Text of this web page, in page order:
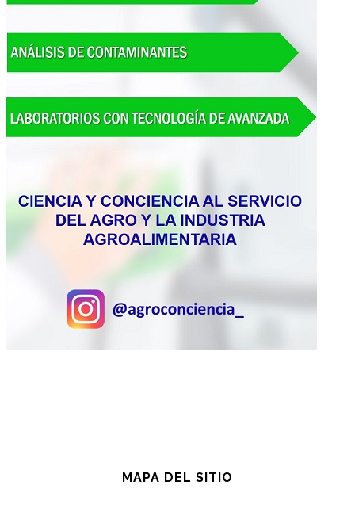
MAPA DEL SITIO